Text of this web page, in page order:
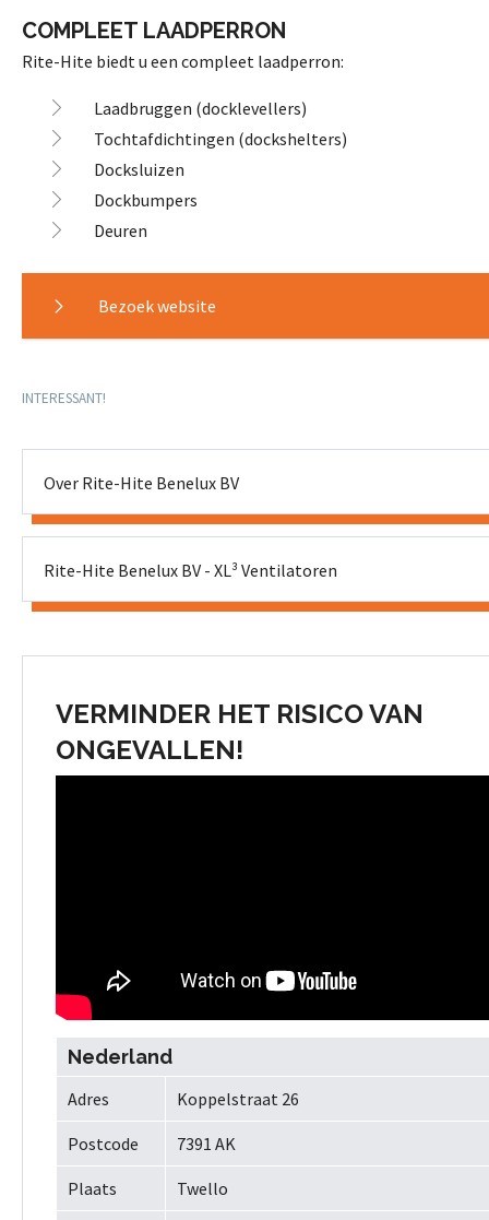
COMPLEET LAADPERRON
Rite-Hite biedt u een compleet laadperron:
Laadbruggen (docklevellers)
Tochtafdichtingen (dockshelters)
Docksluizen
Dockbumpers
Deuren
Bezoek website
INTERESSANT!
Over Rite-Hite Benelux BV
Rite-Hite Benelux BV - XL³ Ventilatoren
VERMINDER HET RISICO VAN
ONGEVALLEN!
Nederland
Adres Koppelstraat 26
Postcode 7391 AK
Plaats Twello